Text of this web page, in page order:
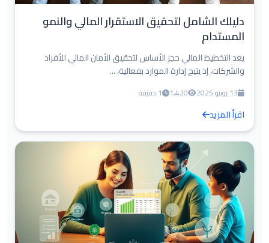
دليلك الشامل لتحقيق الاستقرار المالي والنمو
المستدام
يعد التخطيط المالي حجر الأساس لتحقيق الأمان المالي للأفراد
والشركات، إذ يتيح إدارة الموارد بفعالية، ...
13 يونيو 2025 1,420 1 دقيقة
اقرأ المزيد